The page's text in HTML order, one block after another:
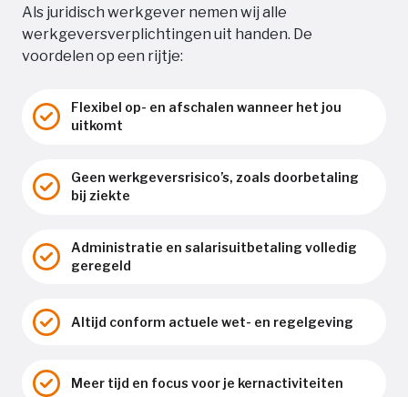
Als juridisch werkgever nemen wij alle
werkgeversverplichtingen uit handen. De
voordelen op een rijtje:
Flexibel op- en afschalen wanneer het jou
uitkomt
Geen werkgeversrisico’s, zoals doorbetaling
bij ziekte
Administratie en salarisuitbetaling volledig
geregeld
Altijd conform actuele wet- en regelgeving
Meer tijd en focus voor je kernactiviteiten